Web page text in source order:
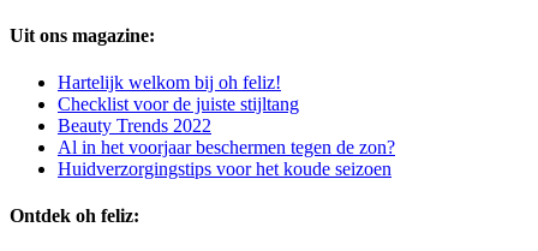
Uit ons magazine:
Hartelijk welkom bij oh feliz!
Checklist voor de juiste stijltang
Beauty Trends 2022
Al in het voorjaar beschermen tegen de zon?
Huidverzorgingstips voor het koude seizoen
Ontdek oh feliz: